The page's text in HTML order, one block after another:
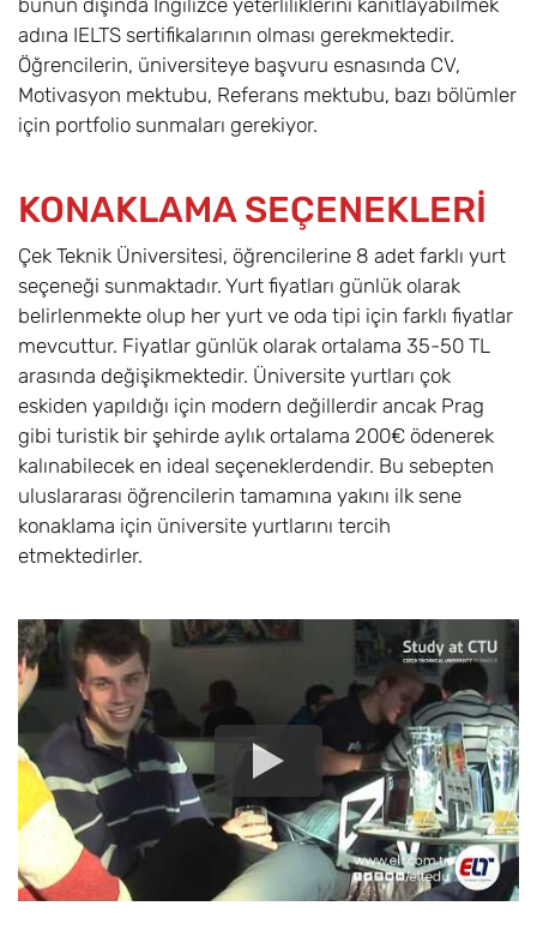
bunun dışında İngilizce yeterliliklerini kanıtlayabilmek
adına IELTS sertifikalarının olması gerekmektedir.
Öğrencilerin, üniversiteye başvuru esnasında CV,
Motivasyon mektubu, Referans mektubu, bazı bölümler
için portfolio sunmaları gerekiyor.
KONAKLAMA SEÇENEKLERİ
Çek Teknik Üniversitesi, öğrencilerine 8 adet farklı yurt
seçeneği sunmaktadır. Yurt fiyatları günlük olarak
belirlenmekte olup her yurt ve oda tipi için farklı fiyatlar
mevcuttur. Fiyatlar günlük olarak ortalama 35-50 TL
arasında değişikmektedir. Üniversite yurtları çok
eskiden yapıldığı için modern değillerdir ancak Prag
gibi turistik bir şehirde aylık ortalama 200€ ödenerek
kalınabilecek en ideal seçeneklerdendir. Bu sebepten
uluslararası öğrencilerin tamamına yakını ilk sene
konaklama için üniversite yurtlarını tercih
etmektedirler.